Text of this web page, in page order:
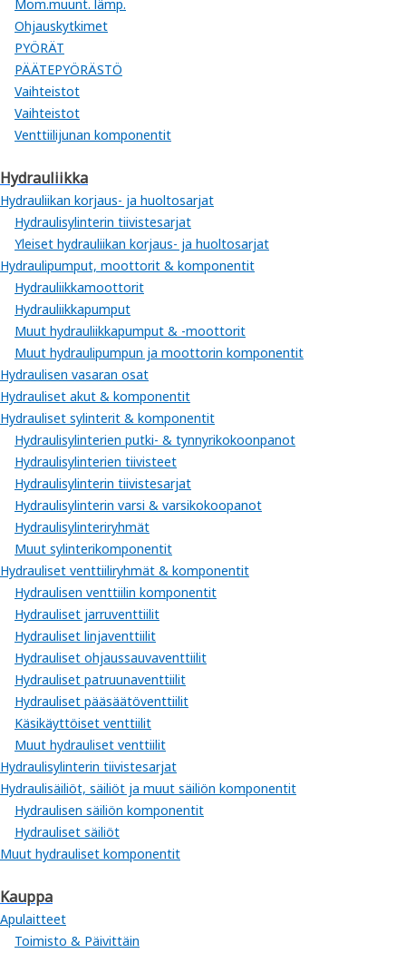
Mom.muunt. lämp.
Ohjauskytkimet
PYÖRÄT
PÄÄTEPYÖRÄSTÖ
Vaihteistot
Vaihteistot
Venttiilijunan komponentit
Hydrauliikka
Hydrauliikan korjaus- ja huoltosarjat
Hydraulisylinterin tiivistesarjat
Yleiset hydrauliikan korjaus- ja huoltosarjat
Hydraulipumput, moottorit & komponentit
Hydrauliikkamoottorit
Hydrauliikkapumput
Muut hydrauliikkapumput & -moottorit
Muut hydraulipumpun ja moottorin komponentit
Hydraulisen vasaran osat
Hydrauliset akut & komponentit
Hydrauliset sylinterit & komponentit
Hydraulisylinterien putki- & tynnyrikokoonpanot
Hydraulisylinterien tiivisteet
Hydraulisylinterin tiivistesarjat
Hydraulisylinterin varsi & varsikokoopanot
Hydraulisylinteriryhmät
Muut sylinterikomponentit
Hydrauliset venttiiliryhmät & komponentit
Hydraulisen venttiilin komponentit
Hydrauliset jarruventtiilit
Hydrauliset linjaventtiilit
Hydrauliset ohjaussauvaventtiilit
Hydrauliset patruunaventtiilit
Hydrauliset pääsäätöventtiilit
Käsikäyttöiset venttiilit
Muut hydrauliset venttiilit
Hydraulisylinterin tiivistesarjat
Hydraulisäiliöt, säiliöt ja muut säiliön komponentit
Hydraulisen säiliön komponentit
Hydrauliset säiliöt
Muut hydrauliset komponentit
Kauppa
Apulaitteet
Toimisto & Päivittäin